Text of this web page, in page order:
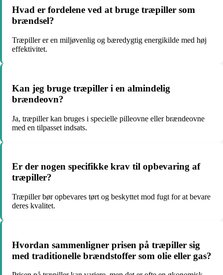
Hvad er fordelene ved at bruge træpiller som
brændsel?
Træpiller er en miljøvenlig og bæredygtig energikilde med høj
effektivitet.
Kan jeg bruge træpiller i en almindelig
brændeovn?
Ja, træpiller kan bruges i specielle pilleovne eller brændeovne
med en tilpasset indsats.
Er der nogen specifikke krav til opbevaring af
træpiller?
Træpiller bør opbevares tørt og beskyttet mod fugt for at bevare
deres kvalitet.
Hvordan sammenligner prisen på træpiller sig
med traditionelle brændstoffer som olie eller gas?